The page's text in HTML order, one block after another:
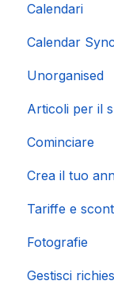
Calendari
Calendar Sync
Unorganised
Articoli per il
Cominciare
Crea il tuo
Tariffe e
Fotografie
Gestisci